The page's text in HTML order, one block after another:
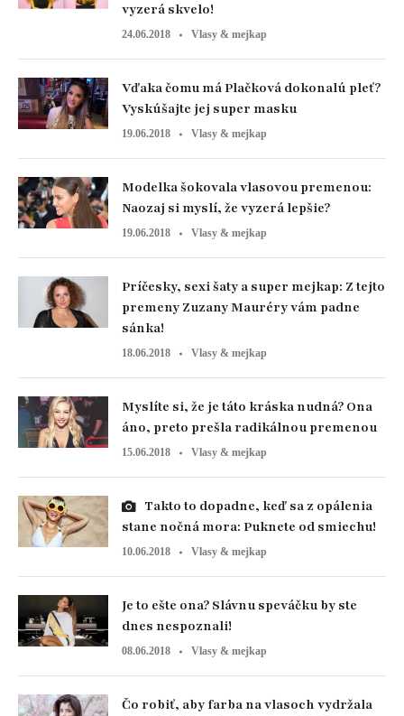
vyzerá skvelo!
24.06.2018 Vlasy & mejkap
Vďaka čomu má Plačková dokonalú pleť?
Vyskúšajte jej super masku
19.06.2018 Vlasy & mejkap
Modelka šokovala vlasovou premenou:
Naozaj si myslí, že vyzerá lepšie?
19.06.2018 Vlasy & mejkap
Príčesky, sexi šaty a super mejkap: Z tejto
premeny Zuzany Mauréry vám padne
sánka!
18.06.2018 Vlasy & mejkap
Myslíte si, že je táto kráska nudná? Ona
áno, preto prešla radikálnou premenou
15.06.2018 Vlasy & mejkap
stane nočná mora: Puknete od smiechu!
10.06.2018 Vlasy & mejkap
Je to ešte ona? Slávnu speváčku by ste
dnes nespoznali!
08.06.2018 Vlasy & mejkap
Čo robiť, aby farba na vlasoch vydržala